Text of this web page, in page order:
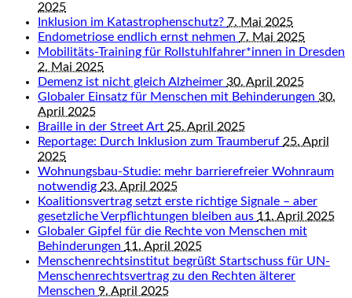
2025
Inklusion im Katastrophenschutz? 7. Mai 2025
Endometriose endlich ernst nehmen 7. Mai 2025
Mobilitäts-Training für Rollstuhlfahrer*innen in Dresden
2. Mai 2025
Demenz ist nicht gleich Alzheimer 30. April 2025
Globaler Einsatz für Menschen mit Behinderungen 30.
April 2025
Braille in der Street Art 25. April 2025
Reportage: Durch Inklusion zum Traumberuf 25. April
2025
Wohnungsbau-Studie: mehr barrierefreier Wohnraum
notwendig 23. April 2025
Koalitionsvertrag setzt erste richtige Signale – aber
gesetzliche Verpflichtungen bleiben aus 11. April 2025
Globaler Gipfel für die Rechte von Menschen mit
Behinderungen 11. April 2025
Menschenrechtsinstitut begrüßt Startschuss für UN-
Menschenrechtsvertrag zu den Rechten älterer
Menschen 9. April 2025